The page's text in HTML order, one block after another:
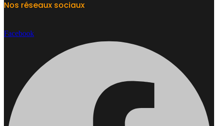
Nos réseaux sociaux
Facebook